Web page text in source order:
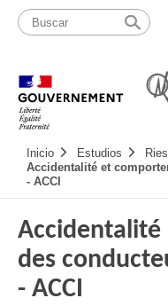
Pasar
contenido
Mapa
web
Navigation
principale
Inicio Estudios
Accidentalité et
- ACCI
des
- ACCI